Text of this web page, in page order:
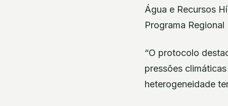
Água e Recursos
Programa Regional
“O protocolo
pressões
heterogeneidade